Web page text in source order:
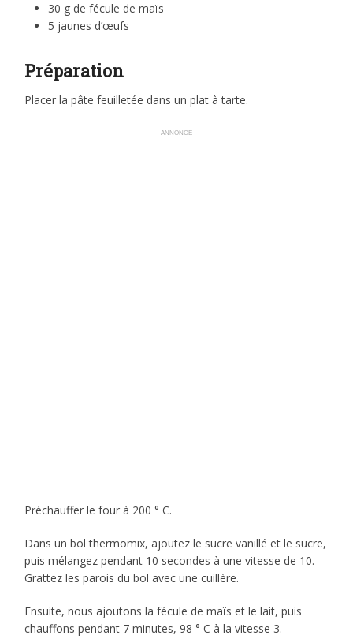
30 g de fécule de maïs
5 jaunes d’œufs
Préparation
Placer la pâte feuilletée dans un plat à tarte.
ANNONCE
Préchauffer le four à 200 ° C.
Dans un bol thermomix, ajoutez le sucre vanillé et le sucre,
puis mélangez pendant 10 secondes à une vitesse de 10.
Grattez les parois du bol avec une cuillère.
Ensuite, nous ajoutons la fécule de maïs et le lait, puis
chauffons pendant 7 minutes, 98 ° C à la vitesse 3.